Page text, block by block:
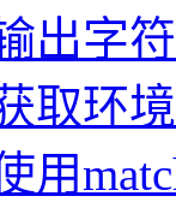
出字
取环
用